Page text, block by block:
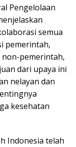
Pengelolaan
semua
pemerintah,
pemerintah,
dari upaya ini
nelayan dan
kesehatan
Indonesia telah